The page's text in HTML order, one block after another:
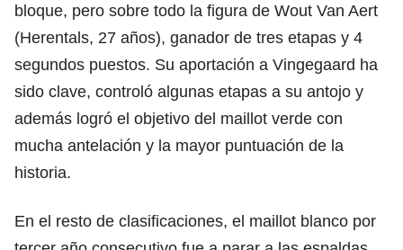
bloque, pero sobre todo la figura de Wout Van Aert
(Herentals, 27 años), ganador de tres etapas y 4
segundos puestos. Su aportación a Vingegaard ha
sido clave, controló algunas etapas a su antojo y
además logró el objetivo del maillot verde con
mucha antelación y la mayor puntuación de la
historia.
En el resto de clasificaciones, el maillot blanco por